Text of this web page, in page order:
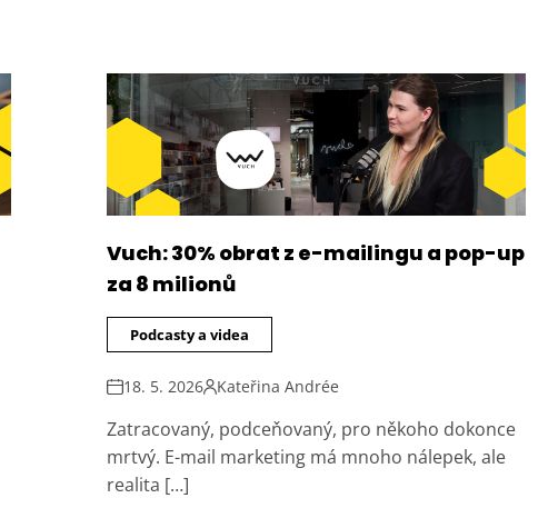
Vuch: 30% obrat z e-mailingu a pop-up
za 8 milionů
Podcasty a videa
18. 5. 2026 Kateřina Andrée
Zatracovaný, podceňovaný, pro někoho dokonce
mrtvý. E-mail marketing má mnoho nálepek, ale
realita […]